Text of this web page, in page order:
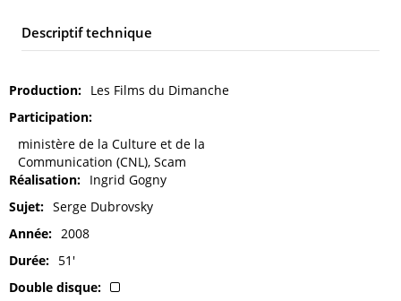
Descriptif technique
Production
Les Films du Dimanche
Participation
ministère de la Culture et de la
Communication (CNL), Scam
Réalisation
Ingrid Gogny
Sujet
Serge Dubrovsky
Année
2008
Durée
51'
Double disque